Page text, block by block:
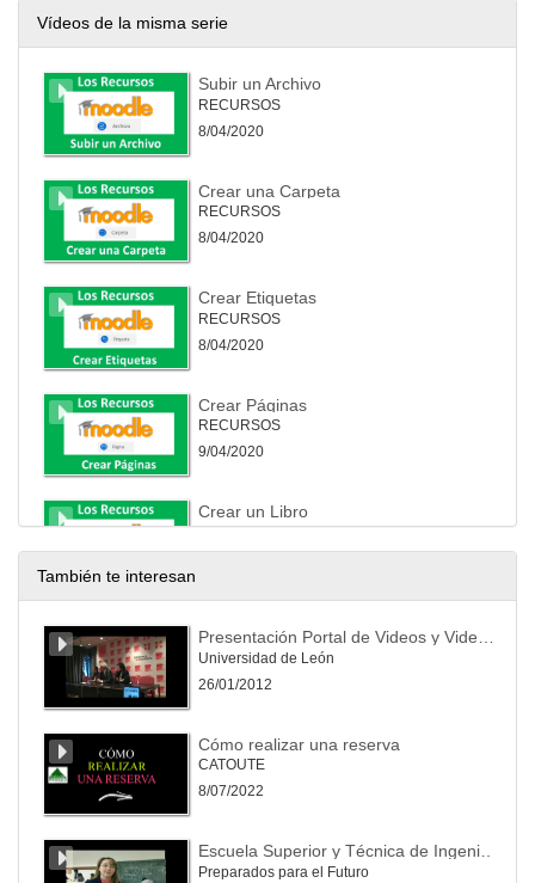
Vídeos de la misma serie
Subir un Archivo
RECURSOS
8/04/2020
Crear una Carpeta
RECURSOS
8/04/2020
Crear Etiquetas
RECURSOS
8/04/2020
Crear Páginas
RECURSOS
9/04/2020
Crear un Libro
9/04/2020
ACTIVIDADES
10/04/2020
ACTIVIDADES
También te interesan
Universidad de León
26/01/2012
Cómo realizar una reserva
CATOUTE
8/07/2022
Preparados para el Futuro